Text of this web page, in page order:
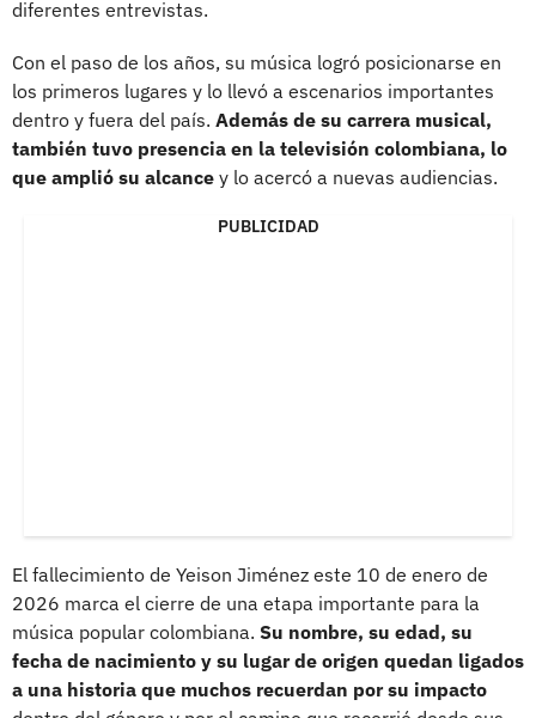
diferentes entrevistas.
Con el paso de los años, su música logró posicionarse en
los primeros lugares y lo llevó a escenarios importantes
dentro y fuera del país. Además de su carrera musical,
también tuvo presencia en la televisión colombiana, lo
que amplió su alcance y lo acercó a nuevas audiencias.
PUBLICIDAD
El fallecimiento de Yeison Jiménez este 10 de enero de
2026 marca el cierre de una etapa importante para la
música popular colombiana. Su nombre, su edad, su
fecha de nacimiento y su lugar de origen quedan ligados
a una historia que muchos recuerdan por su impacto